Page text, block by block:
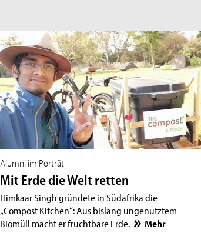
Alumni im Porträt
Mit Erde die Welt retten
Himkaar Singh gründete in Südafrika die
„Compost Kitchen“: Aus bislang ungenutztem
Biomüll macht er fruchtbare Erde.
Mehr